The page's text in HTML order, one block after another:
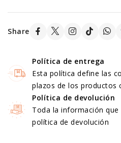
Share
Política de entrega
Esta política define las
plazos de los productos
Política de devolución
Toda la información
política de devolución